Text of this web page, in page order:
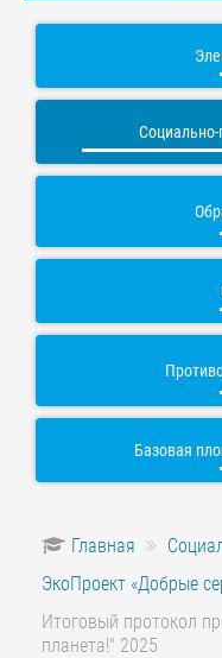
Социально-
Базовая
Главная
ЭкоПроект «Добрые
Итоговый протокол
планета!" 2025